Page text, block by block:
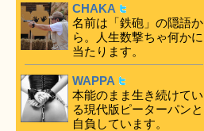
CHAKA
名前は「鉄砲」の隠語か
ら。人生数撃ちゃ何かに
当たります。
WAPPA
本能のまま生き続けてい
る現代版ピーターパンと
自負しています。